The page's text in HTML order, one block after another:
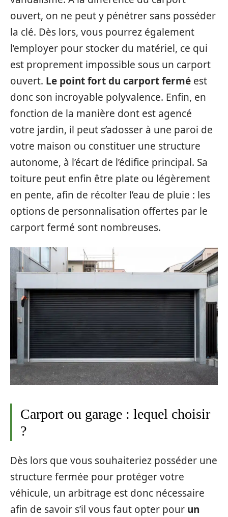
ouvert, on ne peut y pénétrer sans posséder
la clé. Dès lors, vous pourrez également
l’employer pour stocker du matériel, ce qui
est proprement impossible sous un carport
ouvert. Le point fort du carport fermé est
donc son incroyable polyvalence. Enfin, en
fonction de la manière dont est agencé
votre jardin, il peut s’adosser à une paroi de
votre maison ou constituer une structure
autonome, à l’écart de l’édifice principal. Sa
toiture peut enfin être plate ou légèrement
en pente, afin de récolter l’eau de pluie : les
options de personnalisation offertes par le
carport fermé sont nombreuses.
Carport ou garage : lequel choisir
?
Dès lors que vous souhaiteriez posséder une
structure fermée pour protéger votre
véhicule, un arbitrage est donc nécessaire
afin de savoir s’il vous faut opter pour un